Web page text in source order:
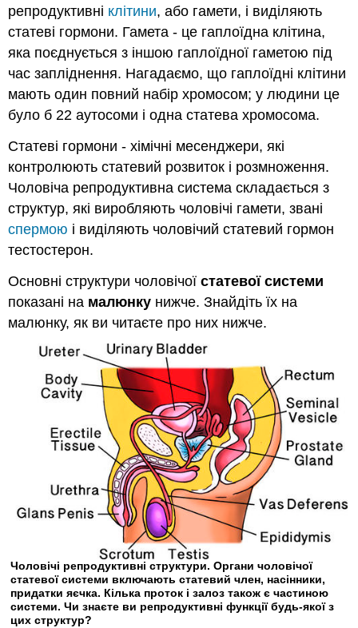
репродуктивні клітини, або гамети, і виділяють
статеві гормони. Гамета - це гаплоїдна клітина,
яка поєднується з іншою гаплоїдної гаметою під
час запліднення. Нагадаємо, що гаплоїдні клітини
мають один повний набір хромосом; у людини це
було б 22 аутосоми і одна статева хромосома.
Статеві гормони - хімічні месенджери, які
контролюють статевий розвиток і розмноження.
Чоловіча репродуктивна система складається з
структур, які виробляють чоловічі гамети, звані
спермою і виділяють чоловічий статевий гормон
тестостерон.
Основні структури чоловічоїстатевої системи
показані на малюнку нижче. Знайдіть їх на
малюнку, як ви читаєте про них нижче.
Чоловічі репродуктивні структури. Органи чоловічої
статевої системи включають статевий член, насінники,
придатки яєчка. Кілька проток і залоз також є частиною
системи. Чи знаєте ви репродуктивні функції будь-якої з
цих структур?